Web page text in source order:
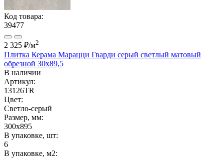
Код товара:
39477
2 325 ₽/м2
Плитка Керама Марацци Гварди серый светлый матовый
обрезной 30x89,5
В наличии
Артикул:
13126TR
Цвет:
Светло-серый
Размер, мм:
300x895
В упаковке, шт:
6
В упаковке, м2: